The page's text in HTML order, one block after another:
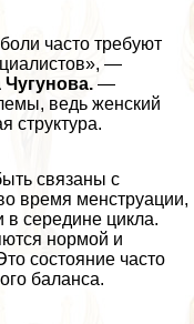
часто требуют
—
Чугунова. —
ведь женский
структура.
связаны с
время мeнcтpуации,
в середине цикла.
нормой и
состояние часто
баланса.